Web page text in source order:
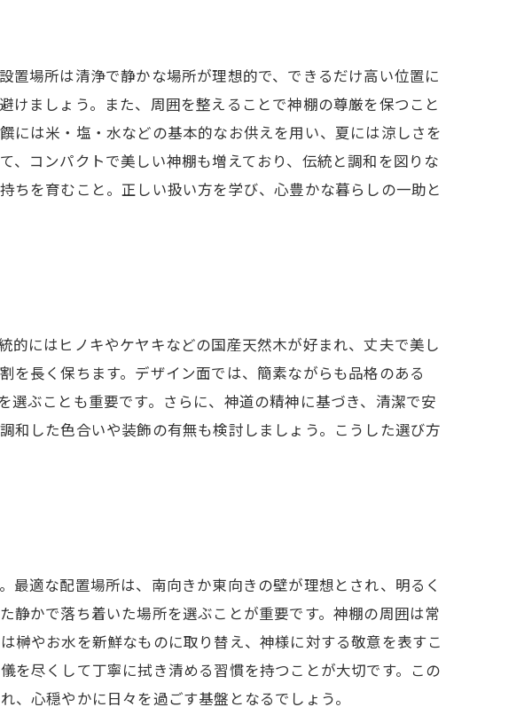
しい神棚の設置術
場所は清浄で静かな場所が理想的で、できるだけ高い位置に
ましょう。また、周囲を整えることで神棚の尊厳を保つこと
には米・塩・水などの基本的なお供えを用い、夏には涼しさを
コンパクトで美しい神棚も増えており、伝統と調和を図りな
ちを育むこと。正しい扱い方を学び、心豊かな暮らしの一助と
にはヒノキやケヤキなどの国産天然木が好まれ、丈夫で美し
を長く保ちます。デザイン面では、簡素ながらも品格のある
選ぶことも重要です。さらに、神道の精神に基づき、清潔で安
和した色合いや装飾の有無も検討しましょう。こうした選び方
適な配置場所は、南向きか東向きの壁が理想とされ、明るく
静かで落ち着いた場所を選ぶことが重要です。神棚の周囲は常
榊やお水を新鮮なものに取り替え、神様に対する敬意を表すこ
を尽くして丁寧に拭き清める習慣を持つことが大切です。この
心穏やかに日々を過ごす基盤となるでしょう。